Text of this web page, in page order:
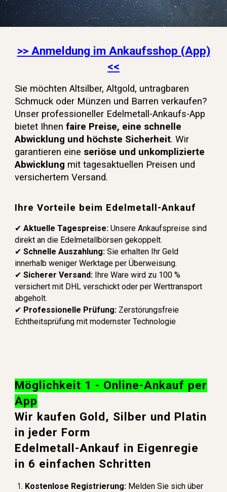
>> Anmeldung im Ankaufsshop (App)
<<
Sie möchten Altsilber, Altgold, untragbaren
Schmuck oder Münzen und Barren verkaufen?
Unser professioneller Edelmetall-Ankaufs-App
bietet Ihnenfaire Preise, eine schnelle
Abwicklung und höchste Sicherheit. Wir
garantieren eine seriöse und unkomplizierte
Abwicklung mit tagesaktuellen Preisen und
versichertem Versand.
Ihre Vorteile beim Edelmetall-Ankauf
✔Aktuelle Tagespreise: Unsere Ankaufspreise sind
direkt an die Edelmetallbörsen gekoppelt.
✔Schnelle Auszahlung: Sie erhalten Ihr Geld
innerhalb weniger Werktage per Überweisung.
✔Sicherer Versand: Ihre Ware wird zu 100 %
versichert mit DHL verschickt oder per Werttransport
abgeholt.
✔ Professionelle Prüfung: Zerstörungsfreie
Echtheitsprüfung mit modernster Technologie
Möglichkeit 1 - Online-Ankauf per
App
Wir kaufen Gold, Silber und Platin
in jeder Form
Edelmetall-Ankauf in Eigenregie
in 6 einfachen Schritten
Kostenlose Registrierung: Melden Sie sich über